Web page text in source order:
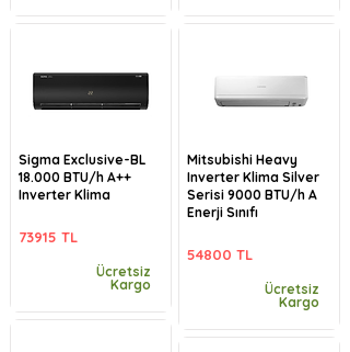
Sigma Exclusive-BL
18.000 BTU/h A++
Inverter Klima
73915 TL
Ücretsiz
Kargo
Mitsubishi Heavy
Inverter Klima Silver
Serisi 9000 BTU/h A
Enerji Sınıfı
54800 TL
Ücretsiz
Kargo